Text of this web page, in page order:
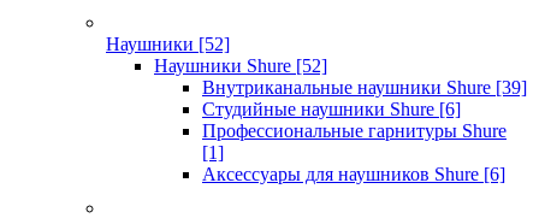
Наушники [52]
Наушники Shure [52]
Внутриканальные наушники Shure [39]
Студийные наушники Shure [6]
Профессиональные гарнитуры Shure
[1]
Аксессуары для наушников Shure [6]